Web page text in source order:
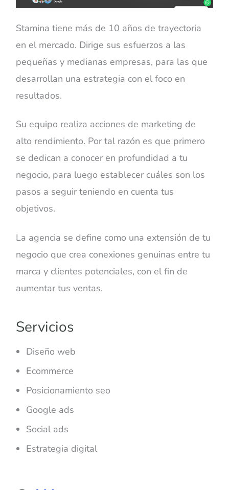
Stamina tiene más de 10 años de trayectoria
en el mercado. Dirige sus esfuerzos a las
pequeñas y medianas empresas, para las que
desarrollan una estrategia con el foco en
resultados.
Su equipo realiza acciones de marketing de
alto rendimiento. Por tal razón es que primero
se dedican a conocer en profundidad a tu
negocio, para luego establecer cuáles son los
pasos a seguir teniendo en cuenta tus
objetivos.
La agencia se define como una extensión de tu
negocio que crea conexiones genuinas entre tu
marca y clientes potenciales, con el fin de
aumentar tus ventas.
Servicios
Diseño web
Ecommerce
Posicionamiento seo
Google ads
Social ads
Estrategia digital